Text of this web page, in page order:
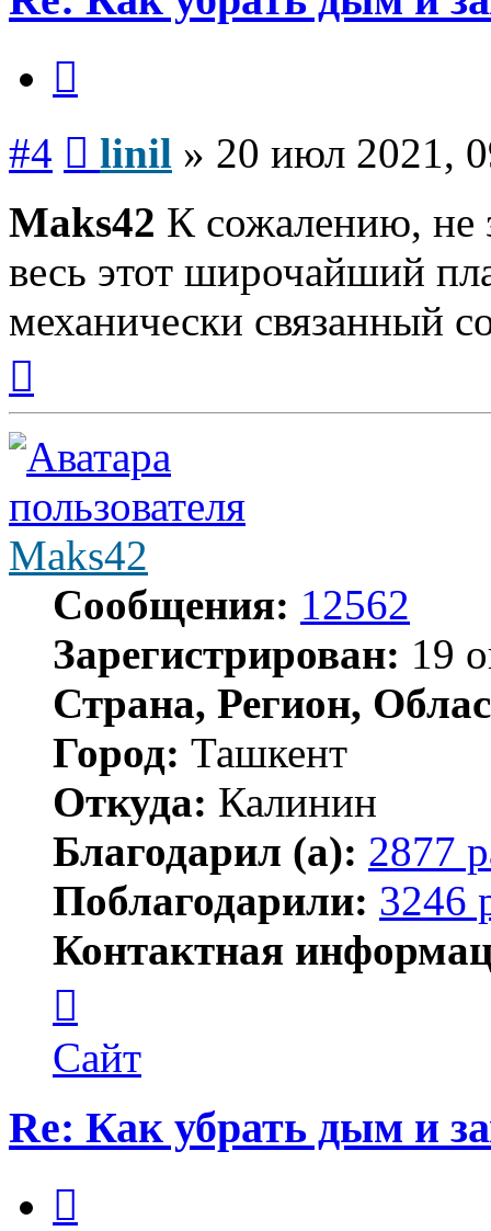
#4 linil » 20 июл 2021,
Maks42 К сожалению, не
весь этот широчайший
механически связанный
началу
Maks42
Сообщения: 12562
Зарегистрирован: 19
Страна, Регион,
Город: Ташкент
Откуда: Калинин
Благодарил (а): 2877
Поблагодарили: 3246
Контактная
пользователя
Maks42
Сайт
Re: Как убрать дым и